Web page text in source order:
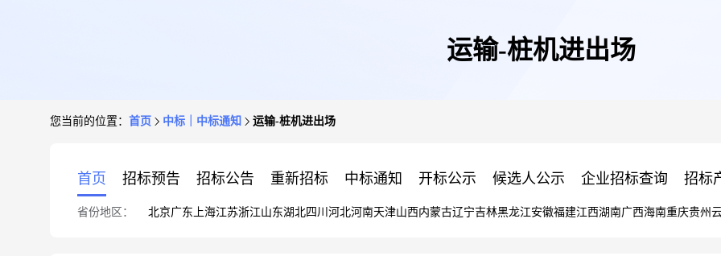
运输-桩机进出场
您当前的位置： 首页 中标｜中标通知 运输-桩机进出场
首页 招标预告 招标公告 重新招标 中标通知 开标公示 候选人公示 企业招标查询 招标
省份地区： 北京广东 上海江苏浙江山东湖北四川 河北河南天津山西内蒙古辽宁吉林黑龙江安徽福建江西湖南广西海南重庆贵州